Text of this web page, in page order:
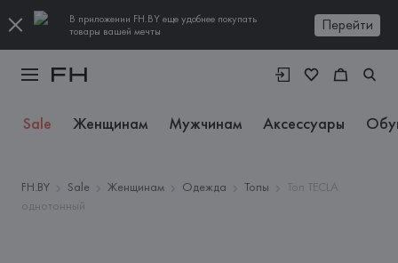
В приложении FH.BY еще удобнее покупать
товары вашей мечты
Перейти
Sale Женщинам Мужчинам Аксессуары
FH.BY Sale Женщинам Одежда Топы
Топ TECLA
однотонный